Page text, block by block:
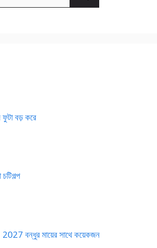
ফুটা বড় করে
বন্ধুর মায়ের সাথে কয়েকজন